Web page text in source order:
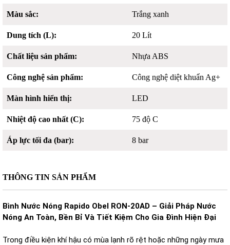
THÔNG TIN SẢN PHẨM
Bình Nước Nóng Rapido Obel RON-20AD – Giải Pháp Nước
Nóng An Toàn, Bền Bỉ Và Tiết Kiệm Cho Gia Đình Hiện Đại
Trong điều kiện khí hậu có mùa lạnh rõ rệt hoặc những ngày mưa
Màu sắc: Trắng xanh
Dung tích (L): 20 Lít
Chất liệu sản phẩm: Nhựa ABS
Công nghệ sản phẩm: Công nghệ diệt khuẩn Ag+
Màn hình hiển thị: LED
Nhiệt độ cao nhất (C): 75 độ C
Áp lực tối đa (bar): 8 bar